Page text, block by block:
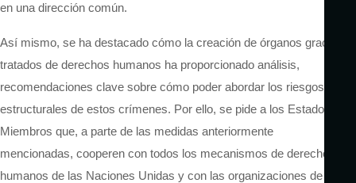
en una dirección común.
Así mismo, se ha destacado cómo la creación de órganos gracias
tratados de derechos humanos ha proporcionado análisis,
recomendaciones clave sobre cómo poder abordar los riesgos
estructurales de estos crímenes. Por ello, se pide a los Estados
Miembros que, a parte de las medidas anteriormente
mencionadas, cooperen con todos los mecanismos de derechos
humanos de las Naciones Unidas y con las organizaciones de la